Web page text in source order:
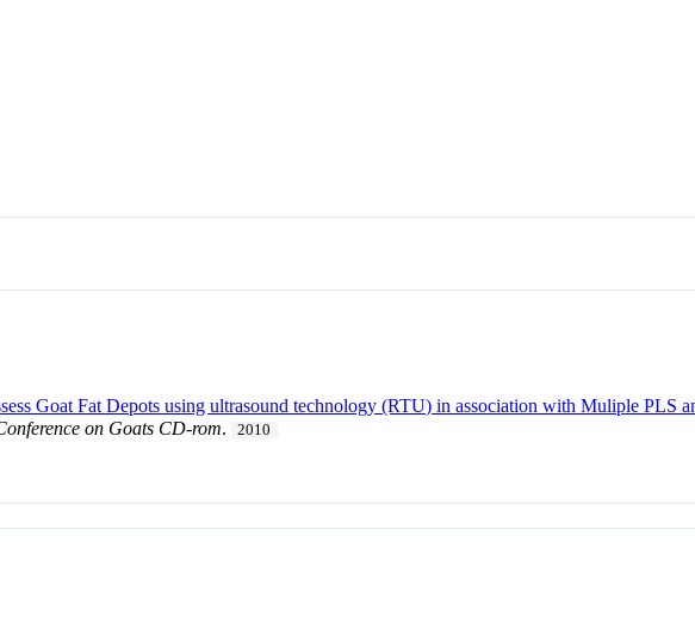
Goat Fat Depots using ultrasound technology (RTU) in association with Muliple PLS
on Goats CD-rom. 2010